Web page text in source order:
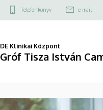
Telefonkönyv e-mail
DE Klinikai Központ
Gróf Tisza István